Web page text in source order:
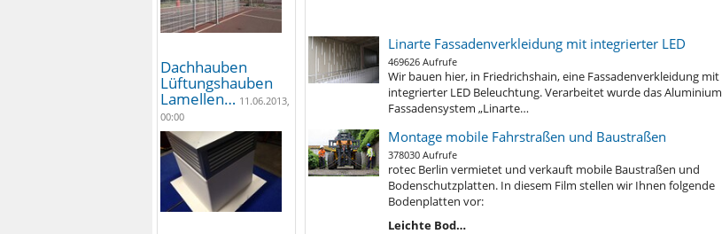
Dachhauben
Lüftungshauben
Lamellen… 11.06.2013,
00:00
Linarte Fassadenverkleidung mit integrierter LED
469626 Aufrufe
Wir bauen hier, in Friedrichshain, eine Fassadenverkleidung mit
integrierter LED Beleuchtung. Verarbeitet wurde das Aluminium
Fassadensystem „Linarte…
Montage mobile Fahrstraßen und Baustraßen
378030 Aufrufe
rotec Berlin vermietet und verkauft mobile Baustraßen und
Bodenschutzplatten. In diesem Film stellen wir Ihnen folgende
Bodenplatten vor:
Leichte Bod…